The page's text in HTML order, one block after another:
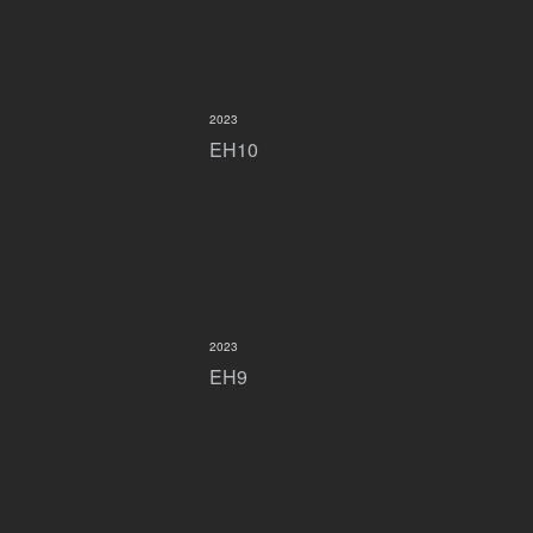
EH10
2023
EH9
2023